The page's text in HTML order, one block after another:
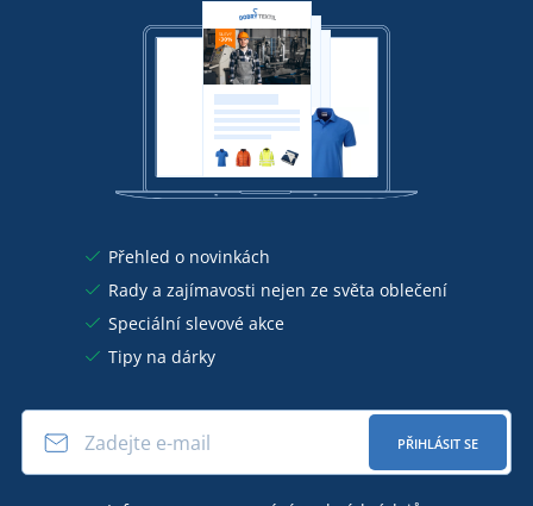
Přehled o novinkách
Rady a zajímavosti nejen ze světa oblečení
Speciální slevové akce
Tipy na dárky
PŘIHLÁSIT SE